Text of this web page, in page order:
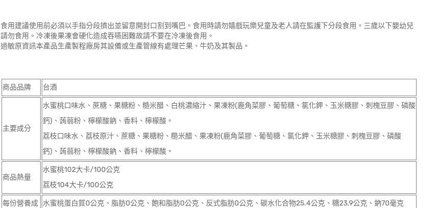
食用建議使用前必須以手指分段擠出並留意開封口割到嘴巴。食用時請勿嬉戲玩樂兒童及老人請在監護下分段食用。三歲以下嬰幼兒
請勿食用。冷凍後果凍會硬化造成吞嚥困難故請不要在冷凍後食用。
過敏原資訊本產品生產製程廠房其設備或生產管線有處理芒果、牛奶及其製品。
商品品牌 台酒
主要成分
水蜜桃口味水、蔗糖、果糖粉、糙米醋、白桃濃縮汁、果凍粉(鹿角菜膠、葡萄糖、氯化鉀、玉米糖膠、刺槐豆膠、磷酸
鈣)、蒟蒻粉、檸檬酸鈉、香料、檸檬酸。
荔枝口味水、荔枝原汁、蔗糖、果糖粉、糙米醋、果凍粉(鹿角菜膠、葡萄糖、氯化鉀、玉米糖膠、刺槐豆膠、磷酸
鈣)、蒟蒻粉、檸檬酸鈉、香料、檸檬酸。
商品熱量
水蜜桃102大卡/100公克
荔枝104大卡/100公克
每份營養成 水蜜桃蛋白質0公克、脂肪0公克、飽和脂肪0公克、反式脂肪0公克、碳水化合物25.4公克、糖23.9公克、鈉70毫克